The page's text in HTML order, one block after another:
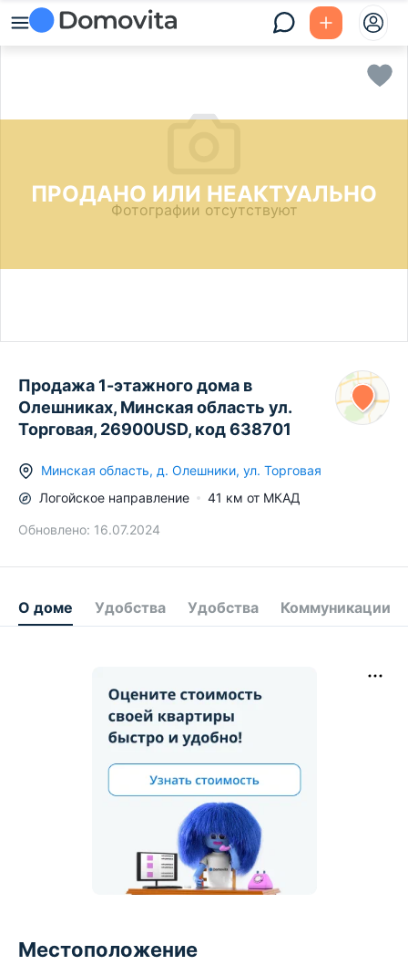
ПРОДАНО ИЛИ НЕАКТУАЛЬНО
Фотографии отсутствуют
Продажа 1-этажного дома в
Олешниках, Минская область ул.
Торговая, 26900USD, код 638701
Минская область, д. Олешники, ул. Торговая
Логойское направление 41 км от МКАД
Обновлено: 16.07.2024
О доме Удобства Удобства Коммуникации
Местоположение